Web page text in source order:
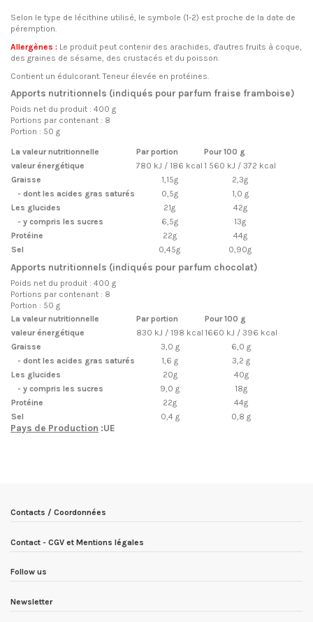
Selon le type de lécithine utilisé, le symbole (1-2) est proche de la date de
péremption.
Allergènes : Le produit peut contenir des arachides, d'autres fruits à coque,
des graines de sésame, des crustacés et du poisson.
Contient un édulcorant. Teneur élevée en protéines.
Apports nutritionnels (indiqués pour parfum fraise framboise)
Poids net du produit : 400 g
Portions par contenant : 8
Portion : 50 g
La valeur nutritionnelle Par portion
Pour 100 g
valeur énergétique
780 kJ / 186 kcal 1 560 kJ / 372 kcal
Graisse
1,15g
2,3g
- dont les acides gras saturés
0,5g
1,0 g
Les glucides
21g
42g
- y compris les sucres
6,5g
13g
Protéine
22g
44g
Sel
0,45g 0,90g
Apports nutritionnels (indiqués pour parfum chocolat)
Poids net du produit : 400 g
Portions par contenant : 8
Portion : 50 g
La valeur nutritionnelle
Par portion
Pour 100 g
valeur énergétique
830 kJ / 198 kcal 1660 kJ / 396 kcal
Graisse
3,0 g
6,0 g
- dont les acides gras saturés
1,6 g
3,2 g
Les glucides
20g
40g
- y compris les sucres
9,0 g
18g
Protéine
22g
44g
Sel
0,4 g 0,8 g
Pays de Production :UE
Contacts / Coordonnées
Contact - CGV et Mentions légales
Follow us
Newsletter